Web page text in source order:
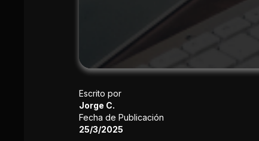
Escrito por
Jorge C.
Fecha de Publicación
25/3/2025